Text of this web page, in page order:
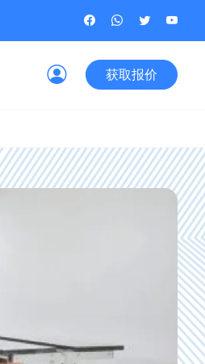
获取报价